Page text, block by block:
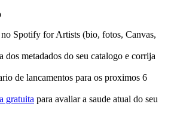
Spotify for Artists (bio, fotos, Canvas,
dos metadados do seu catalogo e corrija
de lancamentos para os proximos 6
gratuita para avaliar a saude atual do seu